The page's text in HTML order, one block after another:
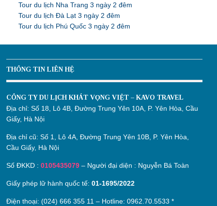
Tour du lịch Nha Trang 3 ngày 2 đêm
Tour du lịch Đà Lạt 3 ngày 2 đêm
Tour du lịch Phú Quốc 3 ngày 2 đêm
THÔNG TIN LIÊN HỆ
CÔNG TY DU LỊCH KHÁT VỌNG VIỆT – KAVO TRAVEL
Địa chỉ:Số 18, Lô 4B, Đường Trung Yên 10A, P. Yên Hòa, Cầu
Giấy, Hà Nội
Địa chỉ cũ:Số 1, Lô 4A, Đường Trung Yên 10B, P. Yên Hòa,
Cầu Giấy, Hà Nội
Số ĐKKD :0105435079 – Người đại diện : Nguyễn Bá Toàn
Giấy phép lữ hành quốc tế:01-1695/2022
Điện thoại: (024) 666 355 11 – Hotline:0962.70.5533 *